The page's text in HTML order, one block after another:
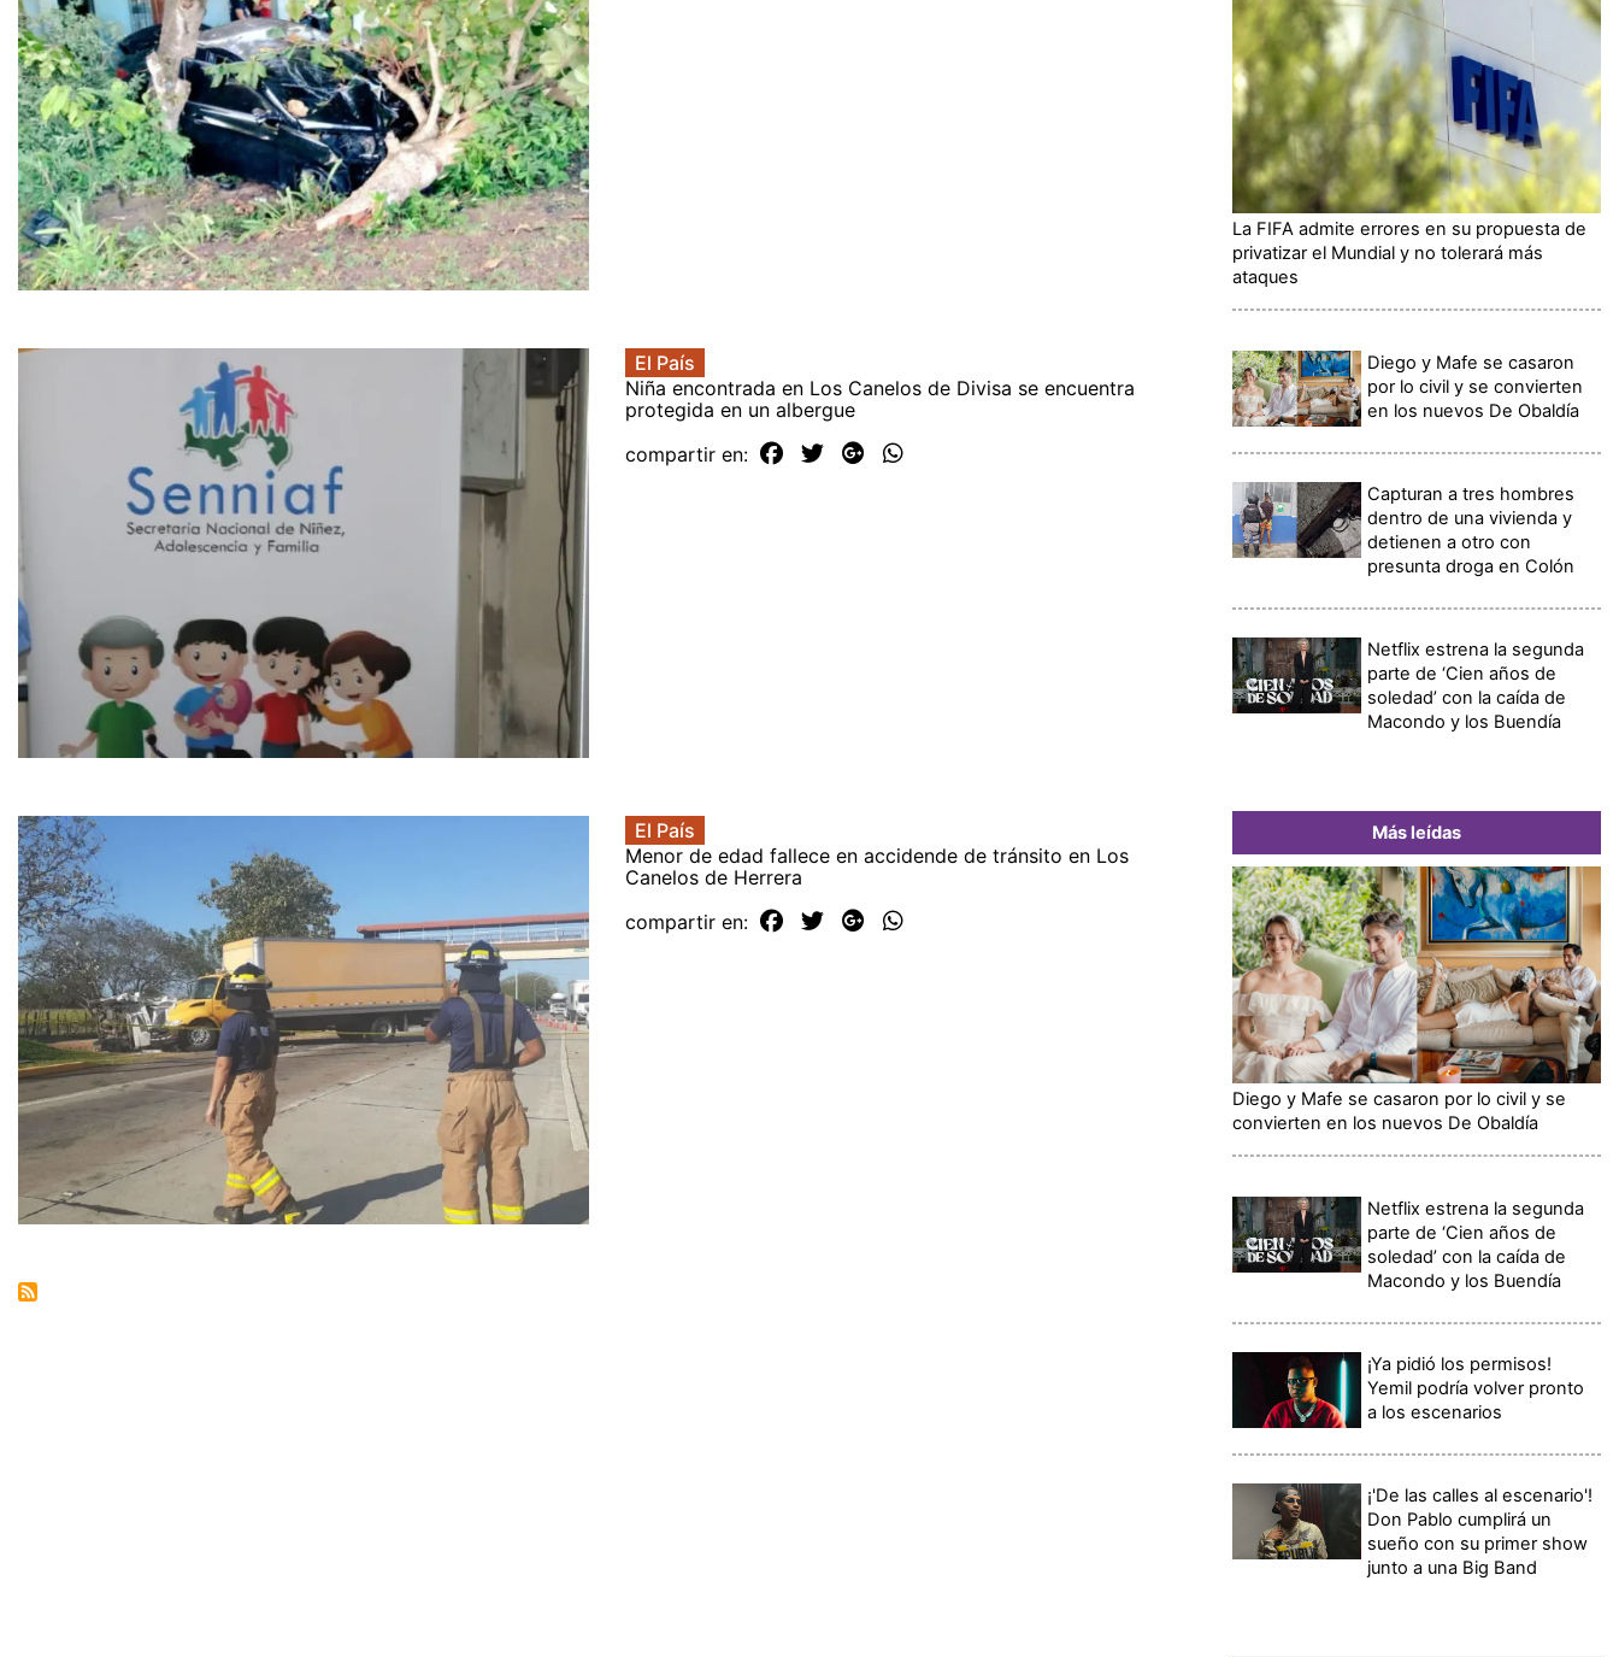
El País
Niña encontrada en Los Canelos de Divisa se encuentra
protegida en un albergue
compartir en:
El País
Menor de edad fallece en accidende de tránsito en Los
Canelos de Herrera
compartir en:
La FIFA admite errores en su propuesta de
privatizar el Mundial y no tolerará más
ataques
Diego y Mafe se casaron
por lo civil y se convierten
en los nuevos De Obaldía
Capturan a tres hombres
dentro de una vivienda y
detienen a otro con
presunta droga en Colón
Netflix estrena la segunda
parte de ‘Cien años de
soledad’ con la caída de
Macondo y los Buendía
Más leídas
Diego y Mafe se casaron por lo civil y se
convierten en los nuevos De Obaldía
Netflix estrena la segunda
parte de ‘Cien años de
soledad’ con la caída de
Macondo y los Buendía
¡Ya pidió los permisos!
Yemil podría volver pronto
a los escenarios
¡'De las calles al escenario'!
Don Pablo cumplirá un
sueño con su primer show
junto a una Big Band